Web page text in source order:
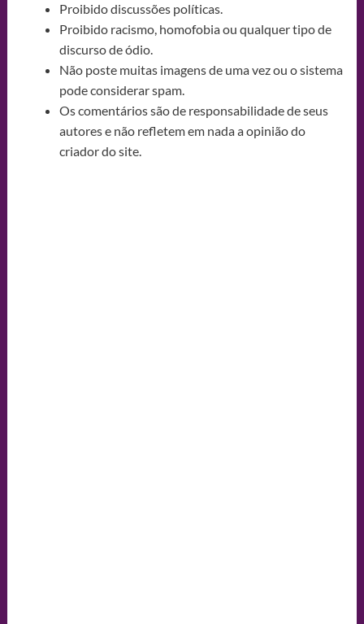
Proibido discussões políticas.
Proibido racismo, homofobia ou qualquer tipo de
discurso de ódio.
Não poste muitas imagens de uma vez ou o sistema
pode considerar spam.
Os comentários são de responsabilidade de seus
autores e não refletem em nada a opinião do
criador do site.